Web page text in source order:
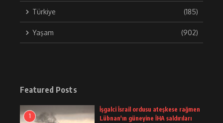
Türkiye (185)
Yaşam (902)
Featured Posts
1
İşgalci İsrail ordusu ateşkese rağmen
Lübnan'ın güneyine İHA saldırıları